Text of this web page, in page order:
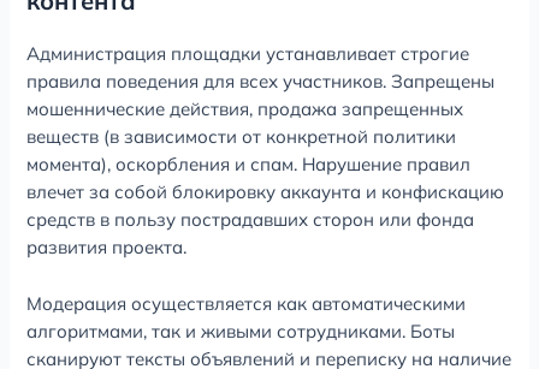
Администрация площадки устанавливает строгие
правила поведения для всех участников. Запрещены
мошеннические действия, продажа запрещенных
веществ (в зависимости от конкретной политики
момента), оскорбления и спам. Нарушение правил
влечет за собой блокировку аккаунта и конфискацию
средств в пользу пострадавших сторон или фонда
развития проекта.
Модерация осуществляется как автоматическими
алгоритмами, так и живыми сотрудниками. Боты
сканируют тексты объявлений и переписку на наличие